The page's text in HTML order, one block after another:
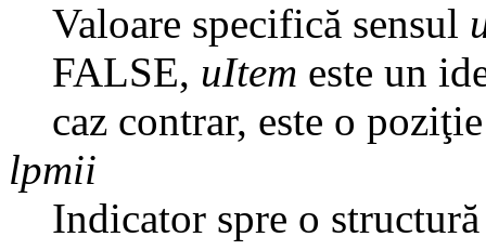
Valoare specifică sensul
FALSE, uItem este un
caz contrar, este o
lpmii
Indicator spre o